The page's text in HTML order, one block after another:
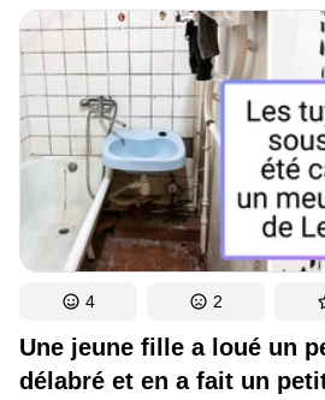
même dans un espace minuscule s’il
Une jeune fille a loué un
délabré et en a fait un
4 2